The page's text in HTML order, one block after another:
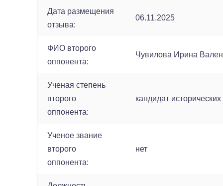
Дата размещения
отзыва:
06.11.2025
ФИО второго
оппонента:
Чувилова Ирина
Ученая степень
второго
оппонента:
кандидат исторических
Ученое звание
второго
оппонента:
нет